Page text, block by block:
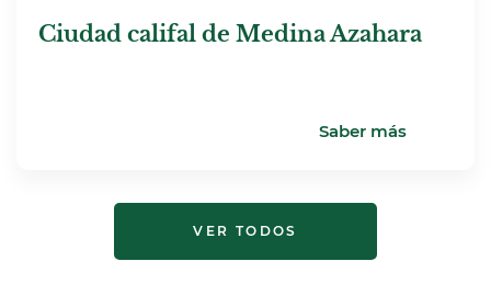
Ciudad califal de Medina Azahara
Saber más
VER TODOS